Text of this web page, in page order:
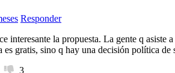
Responder
interesante la propuesta. La gente q
es gratis, sino q hay una decisión política
3